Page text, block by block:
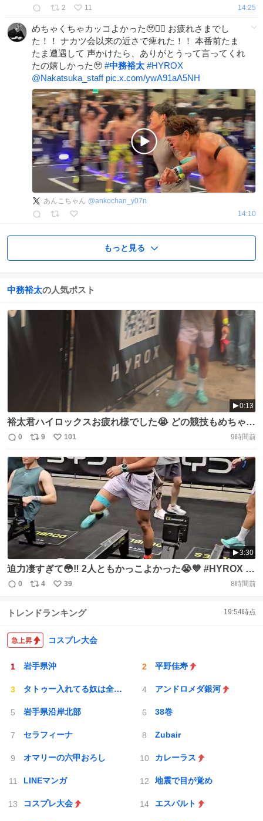
2 11 14:25
めちゃくちゃカッコよかった🥹❤️‍🔥 お疲れさまでし
た！！ ナカツ会以来の近さで痺れた！！ 本番前たま
たま遭遇して 声かけたら、ありがとうって言ってくれ
たの嬉しかった🥹 #中務裕太 #HYROX
@Nakatsuka_staff pic.x.com/ywA91aA5NH
あんこちゃん @ankochan_y07n
14:10
もっと見る
中務裕太の人気ポスト
0:13
裕太君ハイロックスお疲れ様でした😭 どの競技もめちゃめ
ちゃかっこ良かったです😭 #中務裕太 #HIROX
返
信
数
0
リ
ポ
ス
ト
数
9
い
い
ね
数
101 9時間前
3:30
迫力凄すぎて😳‼️ 2人ともかっこよかった😭💙 #HYROX #
中務裕太 https://t.co/4g46OH50lQ
返
数
0
リ
ス
数
4
い
ね
39 8時間前
トレンドランキング 19:54時点
コスプレ大会
岩手県沖 平野佳寿
タトゥー入れてる奴は全員バカです アンドロメダ銀河
岩手県沿岸北部 38巻
セラフィーナ Zubair
オマリーの六甲おろし カレーラス
LINEマンガ 地震で目が覚め
コスプレ大会 エスパルト